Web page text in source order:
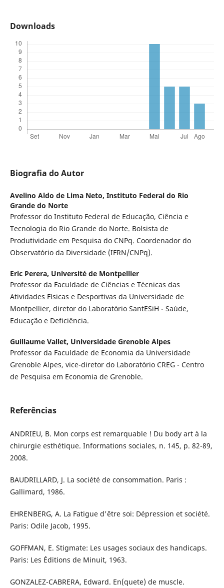
Downloads
Biografia do Autor
Avelino Aldo de Lima Neto, Instituto Federal do Rio
Grande do Norte
Professor do Instituto Federal de Educação, Ciência e
Tecnologia do Rio Grande do Norte. Bolsista de
Produtividade em Pesquisa do CNPq. Coordenador do
Observatório da Diversidade (IFRN/CNPq).
Eric Perera, Université de Montpellier
Professor da Faculdade de Ciências e Técnicas das
Atividades Físicas e Desportivas da Universidade de
Montpellier, diretor do Laboratório SantESiH - Saúde,
Educação e Deficiência.
Guillaume Vallet, Universidade Grenoble Alpes
Professor da Faculdade de Economia da Universidade
Grenoble Alpes, vice-diretor do Laboratório CREG - Centro
de Pesquisa em Economia de Grenoble.
Referências
ANDRIEU, B. Mon corps est remarquable ! Du body art à la
chirurgie esthétique. Informations sociales, n. 145, p. 82-89,
2008.
BAUDRILLARD, J. La société de consommation. Paris :
Gallimard, 1986.
EHRENBERG, A. La Fatigue d'être soi: Dépression et société.
Paris: Odile Jacob, 1995.
GOFFMAN, E. Stigmate: Les usages sociaux des handicaps.
Paris: Les Éditions de Minuit, 1963.
GONZALEZ-CABRERA, Edward. En(quete) de muscle.